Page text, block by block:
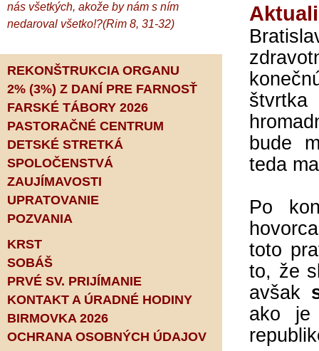
nás všetkých, akože by nám s ním
nedaroval všetko!?(Rim 8, 31-32)
REKONŠTRUKCIA ORGANU
2% (3%) Z DANÍ PRE FARNOSŤ
FARSKÉ TÁBORY 2026
PASTORAČNÉ CENTRUM
DETSKÉ STRETKÁ
SPOLOČENSTVÁ
ZAUJÍMAVOSTI
UPRATOVANIE
POZVANIA
KRST
SOBÁŠ
PRVÉ SV. PRIJÍMANIE
KONTAKT A ÚRADNÉ HODINY
BIRMOVKA 2026
OCHRANA OSOBNÝCH ÚDAJOV
bude
teda
Po
toto
to, že
avšak
ako je